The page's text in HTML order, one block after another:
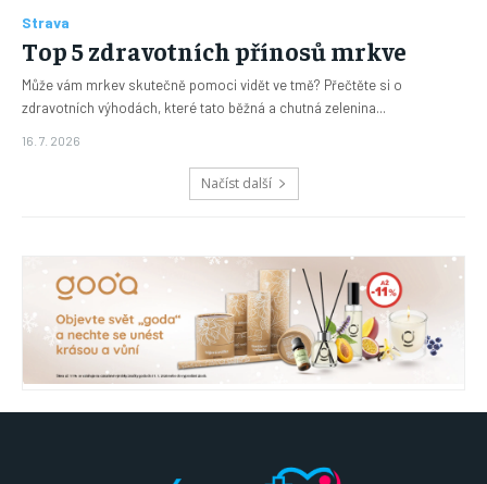
Strava
Top 5 zdravotních přínosů mrkve
Může vám mrkev skutečně pomoci vidět ve tmě? Přečtěte si o
zdravotních výhodách, které tato běžná a chutná zelenina...
16. 7. 2026
Načíst další